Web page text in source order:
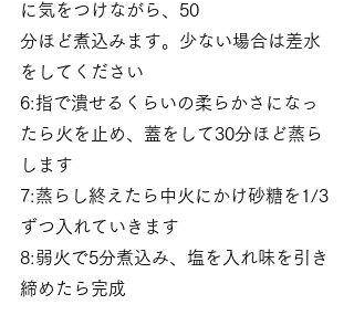
に気をつけながら、50
分ほど煮込みます。少ない場合は差水
をしてください
6:指で潰せるくらいの柔らかさになっ
たら火を止め、蓋をして30分ほど蒸ら
します
7:蒸らし終えたら中火にかけ砂糖を1/3
ずつ入れていきます
8:弱火で5分煮込み、塩を入れ味を引き
締めたら完成